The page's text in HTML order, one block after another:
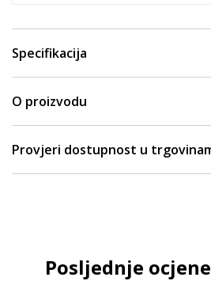
Specifikacija
O proizvodu
Provjeri dostupnost u
Posljednje